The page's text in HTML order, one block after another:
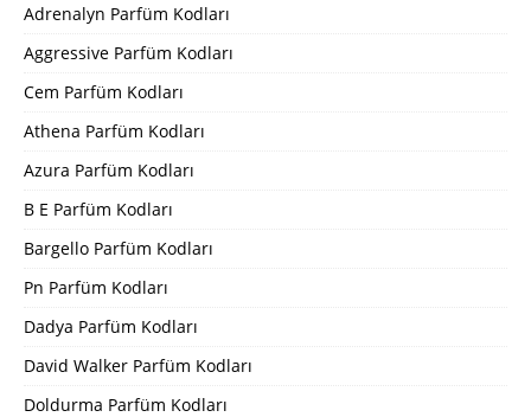
Adrenalyn Parfüm Kodları
Aggressive Parfüm Kodları
Cem Parfüm Kodları
Athena Parfüm Kodları
Azura Parfüm Kodları
B E Parfüm Kodları
Bargello Parfüm Kodları
Pn Parfüm Kodları
Dadya Parfüm Kodları
David Walker Parfüm Kodları
Doldurma Parfüm Kodları